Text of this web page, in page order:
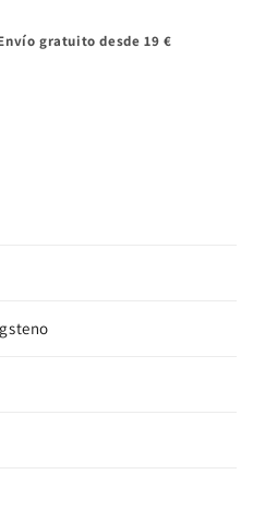
gratuito desde 19 €